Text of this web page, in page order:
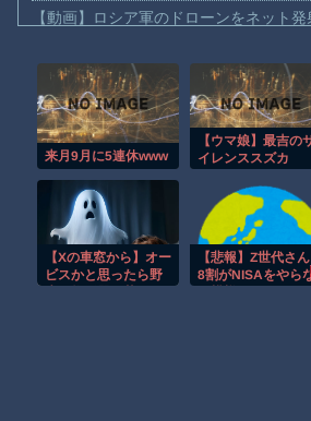
【動画】ロシア軍のドローンをネット
【動画】よく助けられたな。岐阜の川
渡邊渚さん「私がPTSDと診断された
【動画】自動ドアの仕組みを理解した
【動画】高速道路を走行中の車からリ
子供向け漫画、謎の闇の大会に参加しが
【朗報】大人気漫画「GANTZ」が
来月9月に5連休www
【ウマ娘】最吉の
イレンススズカ
【Xの車窓から】オー
ビスかと思ったら野
【悲報】Z世代さん
8割がNISAをやら